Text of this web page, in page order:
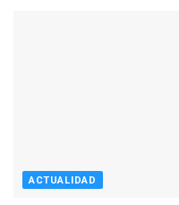
ACTUALIDAD